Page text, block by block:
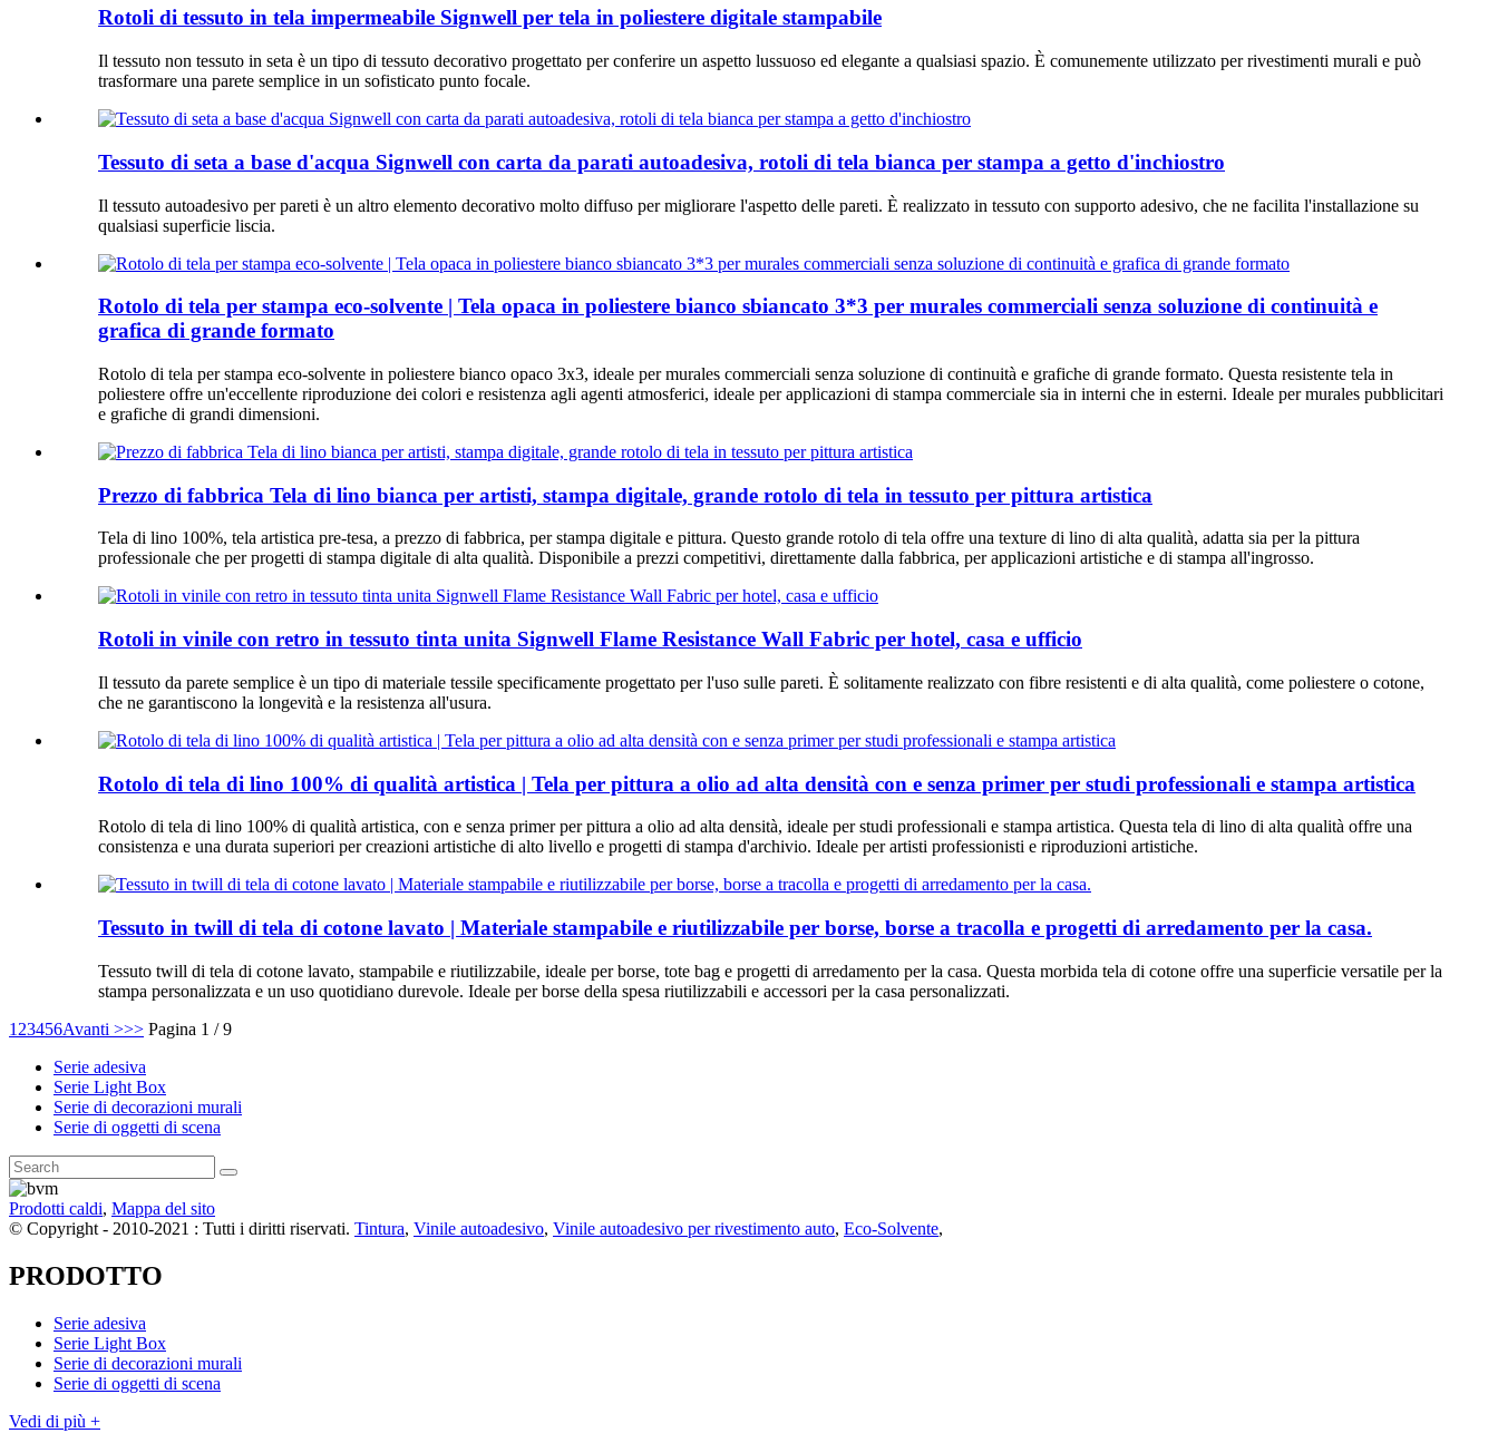
Rotoli di tessuto in tela impermeabile Signwell per tela in poliestere digitale stampabile
Il tessuto non tessuto in seta è un tipo di tessuto decorativo progettato per conferire un aspetto lussuoso ed elegante a qualsiasi spazio. È comunemente utilizzato per rivestimenti murali e può
trasformare una parete semplice in un sofisticato punto focale.
Tessuto di seta a base d'acqua Signwell con carta da parati autoadesiva, rotoli di tela bianca per stampa a getto d'inchiostro
Il tessuto autoadesivo per pareti è un altro elemento decorativo molto diffuso per migliorare l'aspetto delle pareti. È realizzato in tessuto con supporto adesivo, che ne facilita l'installazione su
qualsiasi superficie liscia.
Rotolo di tela per stampa eco-solvente | Tela opaca in poliestere bianco sbiancato 3*3 per murales commerciali senza soluzione di continuità e
grafica di grande formato
Rotolo di tela per stampa eco-solvente in poliestere bianco opaco 3x3, ideale per murales commerciali senza soluzione di continuità e grafiche di grande formato. Questa resistente tela in
poliestere offre un'eccellente riproduzione dei colori e resistenza agli agenti atmosferici, ideale per applicazioni di stampa commerciale sia in interni che in esterni. Ideale per murales pubblicitari
e grafiche di grandi dimensioni.
Prezzo di fabbrica Tela di lino bianca per artisti, stampa digitale, grande rotolo di tela in tessuto per pittura artistica
Tela di lino 100%, tela artistica pre-tesa, a prezzo di fabbrica, per stampa digitale e pittura. Questo grande rotolo di tela offre una texture di lino di alta qualità, adatta sia per la pittura
professionale che per progetti di stampa digitale di alta qualità. Disponibile a prezzi competitivi, direttamente dalla fabbrica, per applicazioni artistiche e di stampa all'ingrosso.
Rotoli in vinile con retro in tessuto tinta unita Signwell Flame Resistance Wall Fabric per hotel, casa e ufficio
Il tessuto da parete semplice è un tipo di materiale tessile specificamente progettato per l'uso sulle pareti. È solitamente realizzato con fibre resistenti e di alta qualità, come poliestere o cotone,
che ne garantiscono la longevità e la resistenza all'usura.
Rotolo di tela di lino 100% di qualità artistica | Tela per pittura a olio ad alta densità con e senza primer per studi professionali e stampa artistica
Rotolo di tela di lino 100% di qualità artistica, con e senza primer per pittura a olio ad alta densità, ideale per studi professionali e stampa artistica. Questa tela di lino di alta qualità offre una
consistenza e una durata superiori per creazioni artistiche di alto livello e progetti di stampa d'archivio. Ideale per artisti professionisti e riproduzioni artistiche.
Tessuto in twill di tela di cotone lavato | Materiale stampabile e riutilizzabile per borse, borse a tracolla e progetti di arredamento per la casa.
Tessuto twill di tela di cotone lavato, stampabile e riutilizzabile, ideale per borse, tote bag e progetti di arredamento per la casa. Questa morbida tela di cotone offre una superficie versatile per la
stampa personalizzata e un uso quotidiano durevole. Ideale per borse della spesa riutilizzabili e accessori per la casa personalizzati.
1 23456Avanti >>> Pagina 1 / 9
Serie adesiva
Serie Light Box
Serie di decorazioni murali
Serie di oggetti di scena
Prodotti caldi, Mappa del sito
© Copyright - 2010-2021 : Tutti i diritti riservati. Tintura, Vinile autoadesivo, Vinile autoadesivo per rivestimento auto, Eco-Solvente,
PRODOTTO
Serie adesiva
Serie Light Box
Serie di decorazioni murali
Serie di oggetti di scena
Vedi di più +